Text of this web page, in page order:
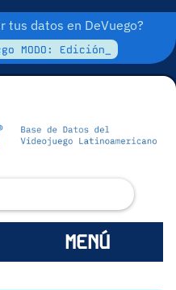
tus datos en DeVuego?
MODO: Edición_
MENÚ